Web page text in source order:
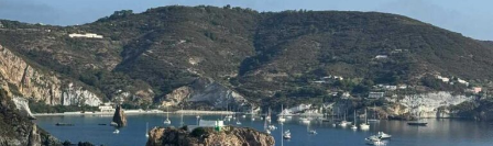
“L’approfondimento del sindacato – spiega Garullo –
sviluppa l’indicatore del rischio rapportando il numero
dei casi denunciati a quello degli occupati per
permettere un confronto omogeneo tra i diversi
territori laziali, indipendentemente dalla loro